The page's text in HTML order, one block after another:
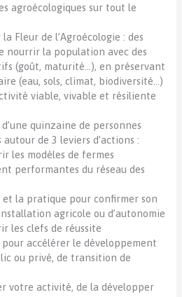
agroécologiques sur tout le
Fleur de l’Agroécologie : des
nourrir la population avec des
(goût, maturité…), en préservant
(eau, sols, climat, biodiversité…)
viable, vivable et résiliente
quinzaine de personnes
de 3 leviers d’actions :
les modèles de fermes
performantes du réseau des
la pratique pour confirmer son
agricole ou d’autonomie
les clefs de réussite
accélérer le développement
ou privé, de transition de
votre activité, de la développer